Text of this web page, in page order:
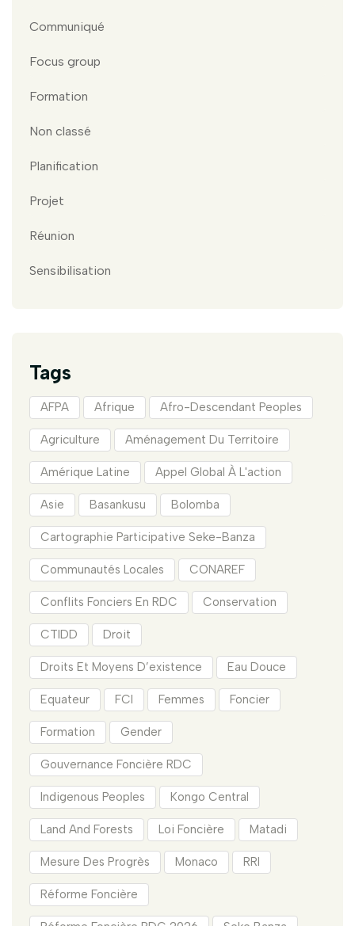
Communiqué
Focus group
Formation
Non classé
Planification
Projet
Réunion
Sensibilisation
Tags
AFPA Afrique Afro-Descendant Peoples
Agriculture Aménagement Du Territoire
Amérique Latine Appel Global À L'action
Asie Basankusu Bolomba
Cartographie Participative Seke-Banza
Communautés Locales CONAREF
Conflits Fonciers En RDC Conservation
CTIDD Droit
Droits Et Moyens D’existence Eau Douce
Equateur FCI Femmes Foncier
Formation Gender
Gouvernance Foncière RDC
Indigenous Peoples Kongo Central
Land And Forests Loi Foncière Matadi
Mesure Des Progrès Monaco RRI
Réforme Foncière